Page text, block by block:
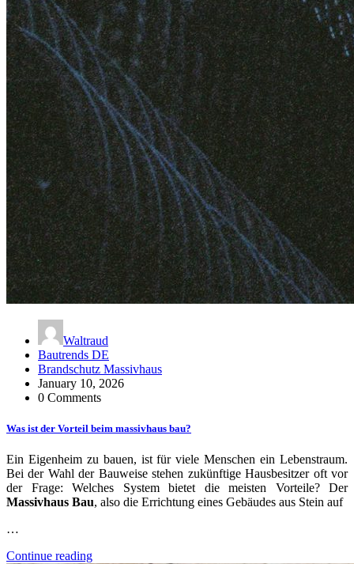
Waltraud
Bautrends DE
Brandschutz Massivhaus
January 10, 2026
0 Comments
Was ist der Vorteil beim massivhaus bau?
Ein Eigenheim zu bauen, ist für viele Menschen ein Lebenstraum.
Bei der Wahl der Bauweise stehen zukünftige Hausbesitzer oft vor
der Frage: Welches System bietet die meisten Vorteile? Der
Massivhaus Bau, also die Errichtung eines Gebäudes aus Stein auf
…
Continue reading